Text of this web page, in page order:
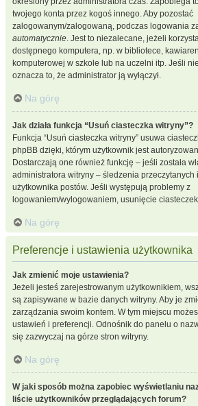
twojego konta przez kogoś innego. Aby pozostać
zalogowanym/zalogowaną, podczas logowania
automatycznie. Jest to niezalecane, jeżeli
dostępnego komputera, np. w bibliotece,
komputerowej w szkole lub na uczelni itp. Jeśli
oznacza to, że administrator ją wyłączył.
Na górę
Jak działa funkcja “Usuń ciasteczka witryny”?
Funkcja “Usuń ciasteczka witryny” usuwa
phpBB dzięki, którym użytkownik jest
Dostarczają one również funkcję – jeśli została
administratora witryny – śledzenia przeczytanych
użytkownika postów. Jeśli występują problemy z
logowaniem/wylogowaniem, usunięcie
Na górę
Preferencje i ustawienia użytkownika
Jak zmienić moje ustawienia?
Jeżeli jesteś zarejestrowanym użytkownikiem,
są zapisywane w bazie danych witryny. Aby je
zarządzania swoim kontem. W tym miejscu
ustawień i preferencji. Odnośnik do panelu o
się zazwyczaj na górze stron witryny.
Na górę
W jaki sposób można zapobiec wyświetlaniu
liście użytkowników przeglądających forum?